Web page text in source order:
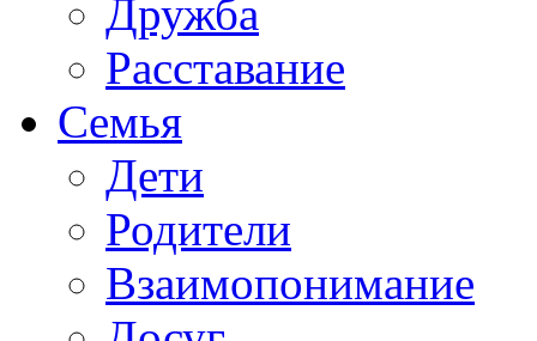
Дружба
Расставание
Семья
Дети
Родители
Взаимопонимание